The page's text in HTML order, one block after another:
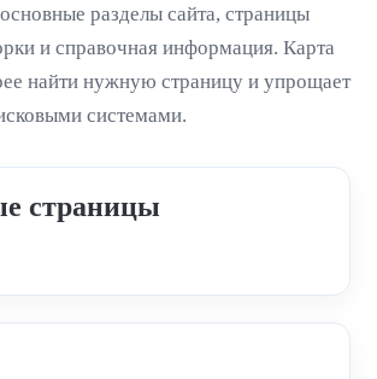
разделы сайта, страницы
и справочная информация. Карта
найти нужную страницу и упрощает
системами.
страницы